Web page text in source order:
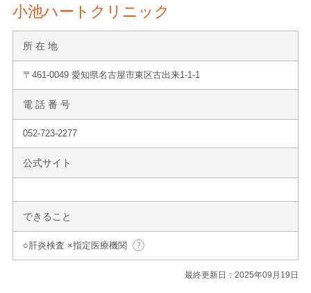
小池ハートクリニック
所 在 地
〒461-0049 愛知県名古屋市東区古出来1-1-1
電 話 番 号
052-723-2277
公式サイト
できること
○肝炎検査 ×指定医療機関
最終更新日：2025年09月19日